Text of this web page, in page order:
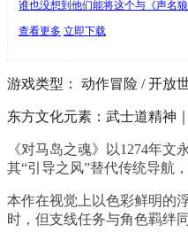
谁也没想到他们能将这个与《声名
查看更多 立即下载
游戏类型： 动作冒险 / 开放
东方文化元素：武士道精神
《对马岛之魂》以1274年
其“引导之风”替代传统导航
本作在视觉上以色彩鲜明的
时，但支线任务与角色羁绊